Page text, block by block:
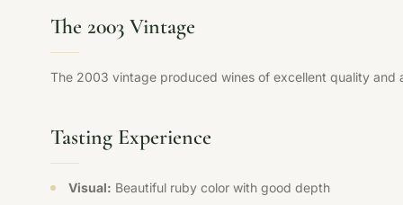
The 2003 Vintage
The 2003 vintage produced wines of excellent quality and
Tasting Experience
Visual: Beautiful ruby color with good depth